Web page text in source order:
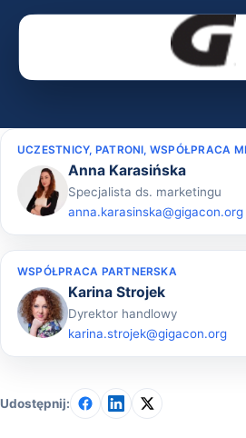
Udostępnij:
UCZESTNICY, PATRONI, WSPÓŁPRACA
Anna Karasińska
Specjalista ds. marketingu
anna.karasinska@gigacon.org
WSPÓŁPRACA PARTNERSKA
Karina Strojek
Dyrektor handlowy
karina.strojek@gigacon.org